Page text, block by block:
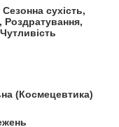
Сезонна сухість,
Роздратування,
(Космецевтика)